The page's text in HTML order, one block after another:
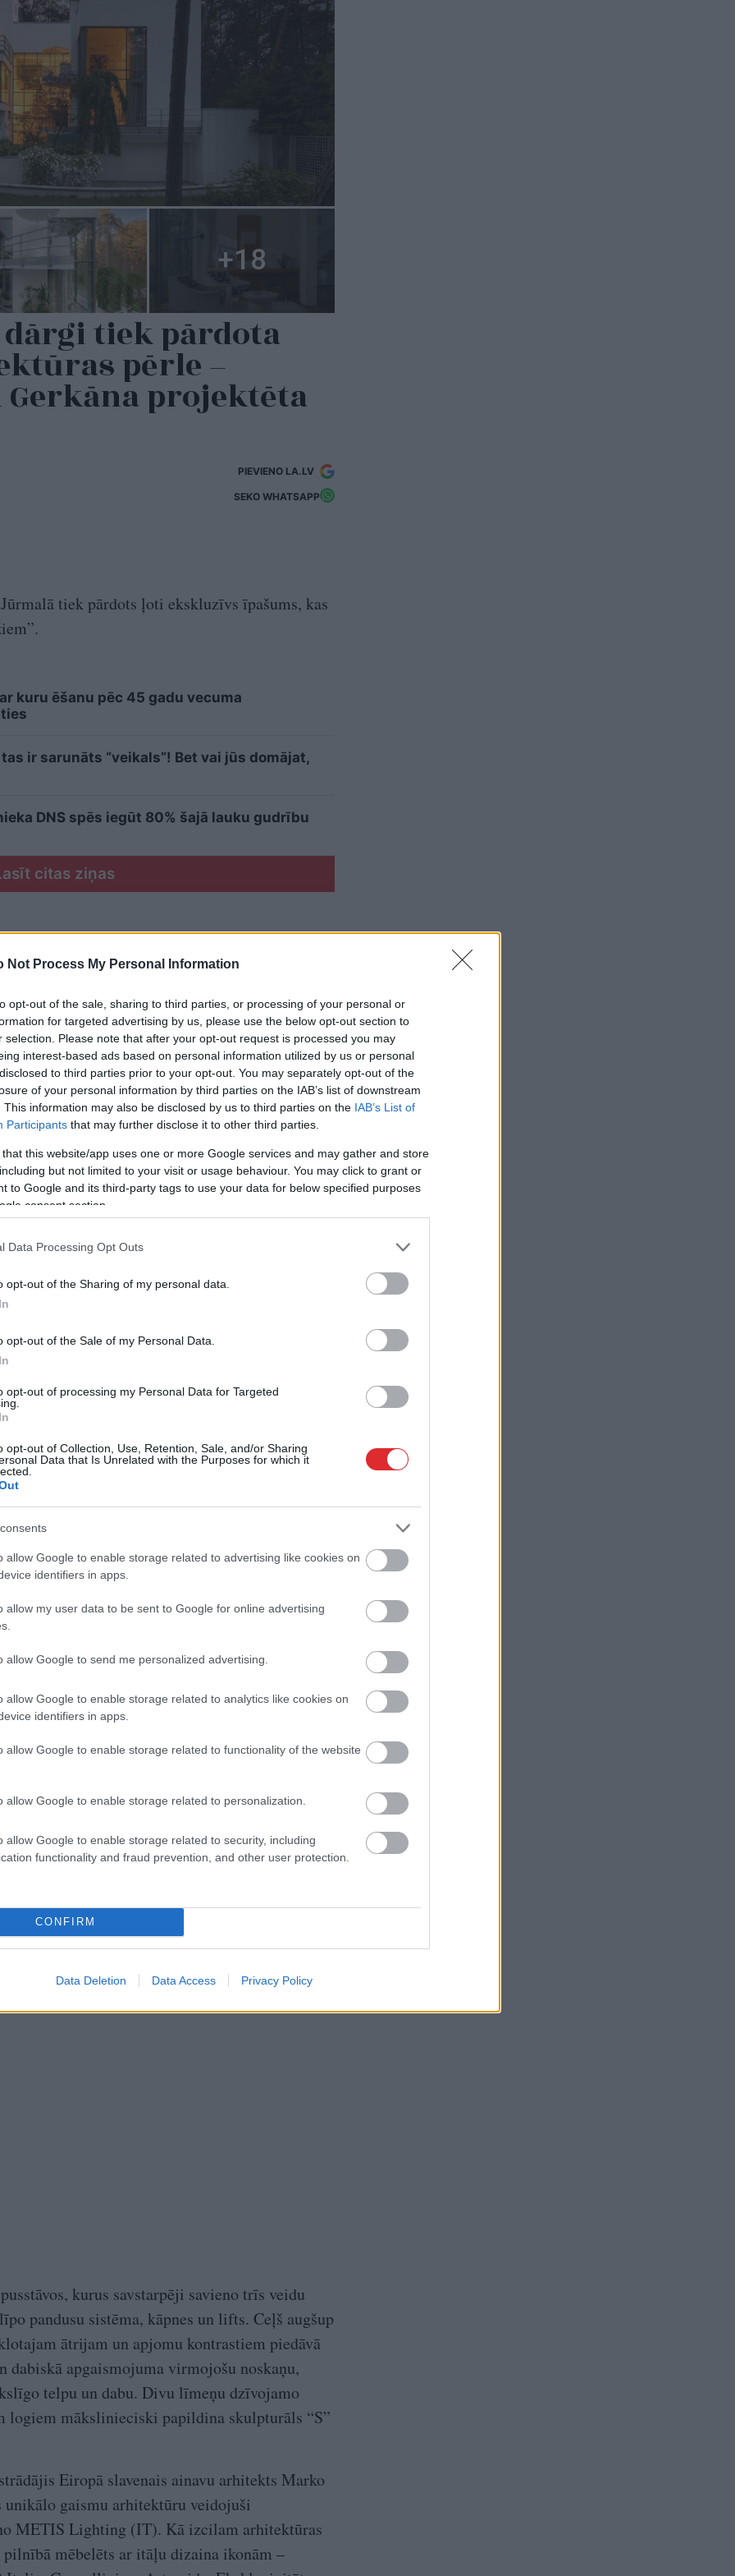
Not Process My Personal Information
opt-out of the sale, sharing to third parties, or processing of your personal or
for targeted advertising by us, please use the below opt-out section to
selection. Please note that after your opt-out request is processed you may
interest-based ads based on personal information utilized by us or personal
to third parties prior to your opt-out. You may separately opt-out of the
of your personal information by third parties on the IAB’s list of downstream
This information may also be disclosed by us to third parties on the IAB’s List of
Participants that may further disclose it to other third parties.
that this website/app uses one or more Google services and may gather and store
but not limited to your visit or usage behaviour. You may click to grant or
to Google and its third-party tags to use your data for below specified purposes
consent section.
Data Processing Opt Outs
opt-out of the Sharing of my personal data.
opt-out of the Sale of my Personal Data.
opt-out of processing my Personal Data for Targeted
opt-out of Collection, Use, Retention, Sale, and/or Sharing
Data that Is Unrelated with the Purposes for which it
allow Google to enable storage related to advertising like cookies on
identifiers in apps.
allow my user data to be sent to Google for online advertising
allow Google to send me personalized advertising.
allow Google to enable storage related to analytics like cookies on
identifiers in apps.
allow Google to enable storage related to functionality of the website
allow Google to enable storage related to personalization.
allow Google to enable storage related to security, including
functionality and fraud prevention, and other user protection.
CONFIRM
Data Deletion Data Access Privacy Policy
dārgi tiek pārdota
pērle –
projektēta
PIEVIENO LA.LV
SEKO WHATSAPP
tiek pārdots ļoti ekskluzīvs īpašums, kas
kuru ēšanu pēc 45 gadu vecuma
ir sarunāts “veikals”! Bet vai jūs domājat,
DNS spēs iegūt 80% šajā lauku gudrību
citas ziņas
pārstāv pasaules augstākās raudzes projektu
modernās arhitektūras pieminekli Latvijā.
biroja “gmp” dibinātāja Meinharda fon
pēc uzbūvēšanas saņēma prestižo starptautisko
godalgu. Šis apbalvojums ir visaugstākais un
dizaina novērtējums pasaulē, kas apliecina
tūlītēju uzmanību pievērsa prominenti ASV
atzinība un neskaitāmas publikācijas
Pats autors, kura birojs ir radījis virkni
stadioniem līdz lidostām un miljonu
ir minējis kā vienu no sev
arhitektūras projektiem mūžā.
nav
svētkos ikviens
piedzīvot savu
Brīnumzemē”
patiesi asprātīgu
sezonas noslēgumā
sasmīdina “Ezītis
miglā”
priežu ielokā projektētā baltā modernisma
pāris minūšu gājiens pa meža celiņu, un
Jūrmalas balto smilšu pludmale. Tās augstā
un kustības inscenējumā, ko dēvē par
kurus savstarpēji savieno trīs veidu
pandusu sistēma, kāpnes un lifts. Ceļš augšup
ātrijam un apjomu kontrastiem piedāvā
dabiskā apgaismojuma virmojošu noskaņu,
telpu un dabu. Divu līmeņu dzīvojamo
logiem mākslinieciski papildina skulpturāls “S”
Eiropā slavenais ainavu arhitekts Marko
gaismu arhitektūru veidojuši
METIS Lighting (IT). Kā izcilam arhitektūras
mēbelēts ar itāļu dizaina ikonām –